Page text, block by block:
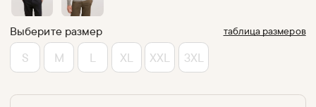
Выберите размер таблица размеров
S M L XL XXL 3XL